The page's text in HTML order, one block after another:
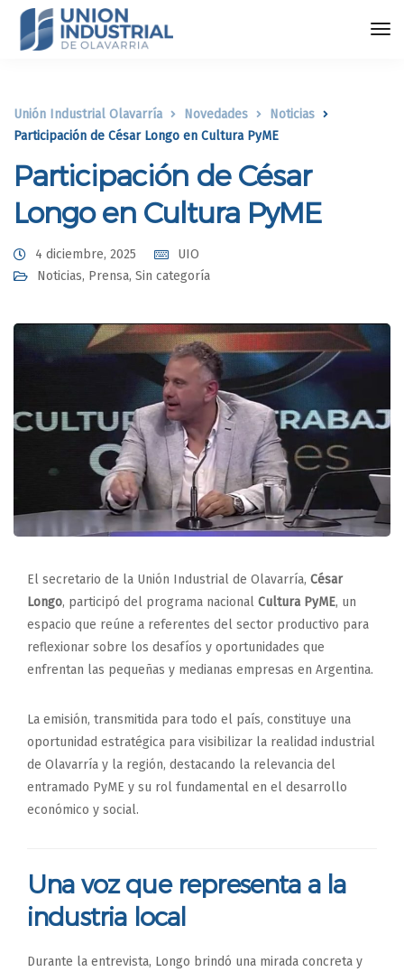
Unión Industrial Olavarría Novedades
Noticias
Participación de César Longo en Cultura PyME
Participación de César
Longo en Cultura PyME
4 diciembre, 2025
UIO
Noticias, Prensa, Sin categoría
El secretario de la Unión Industrial de Olavarría, César
Longo, participó del programa nacional Cultura PyME, un
espacio que reúne a referentes del sector productivo para
reflexionar sobre los desafíos y oportunidades que
enfrentan las pequeñas y medianas empresas en Argentina.
La emisión, transmitida para todo el país, constituye una
oportunidad estratégica para visibilizar la realidad industrial
de Olavarría y la región, destacando la relevancia del
entramado PyME y su rol fundamental en el desarrollo
económico y social.
Una voz que representa a la
industria local
Durante la entrevista, Longo brindó una mirada concreta y